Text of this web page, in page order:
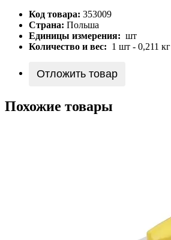
Код товара: 353009
Страна: Польша
Единицы измерения: шт
Количество и вес: 1 шт - 0,211 кг
Отложить товар
Похожие товары